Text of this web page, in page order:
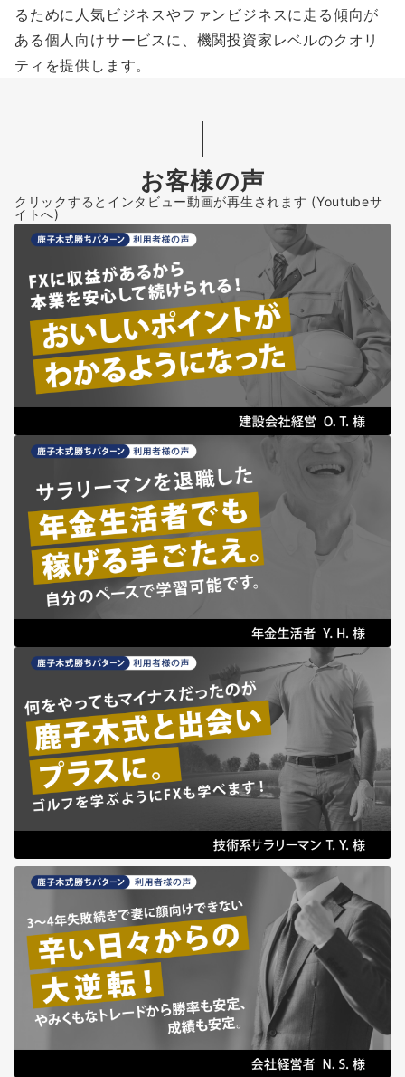
るために人気ビジネスやファンビジネスに走る傾向が
ある個人向けサービスに、機関投資家レベルのクオリ
ティを提供します。
お客様の声
クリックするとインタビュー動画が再生されます (Youtubeサ
イトへ)